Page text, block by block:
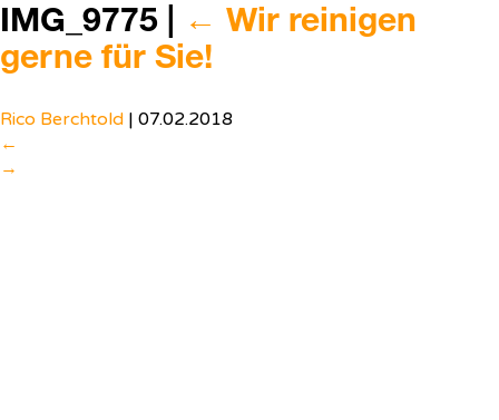
IMG_9775 | ← Wir reinigen
gerne für Sie!
Rico Berchtold | 07.02.2018
←
→